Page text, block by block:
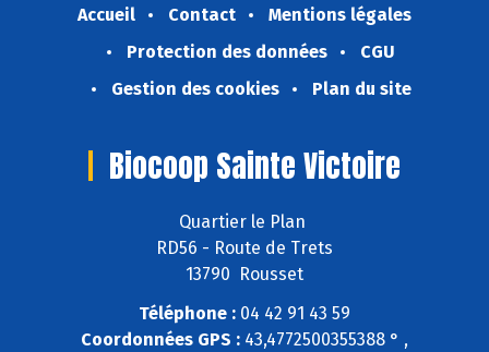
Accueil Contact
Mentions légales
Protection des données
CGU
Gestion des cookies
Plan du site
Biocoop Sainte Victoire
Quartier le Plan
RD56 - Route de Trets
13790 Rousset
Téléphone : 04 42 91 43 59
Coordonnées GPS : 43,4772500355388 ° ,